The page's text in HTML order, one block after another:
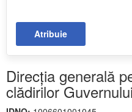
Atribuie
Direcția generală
clădirilor